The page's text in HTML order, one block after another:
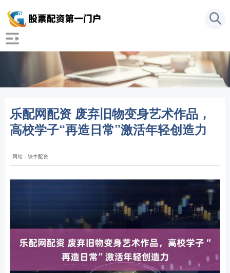
乐配网配资 废弃旧物变身艺术作品，
高校学子“再造日常”激活年轻创造力
网站：铁牛配资